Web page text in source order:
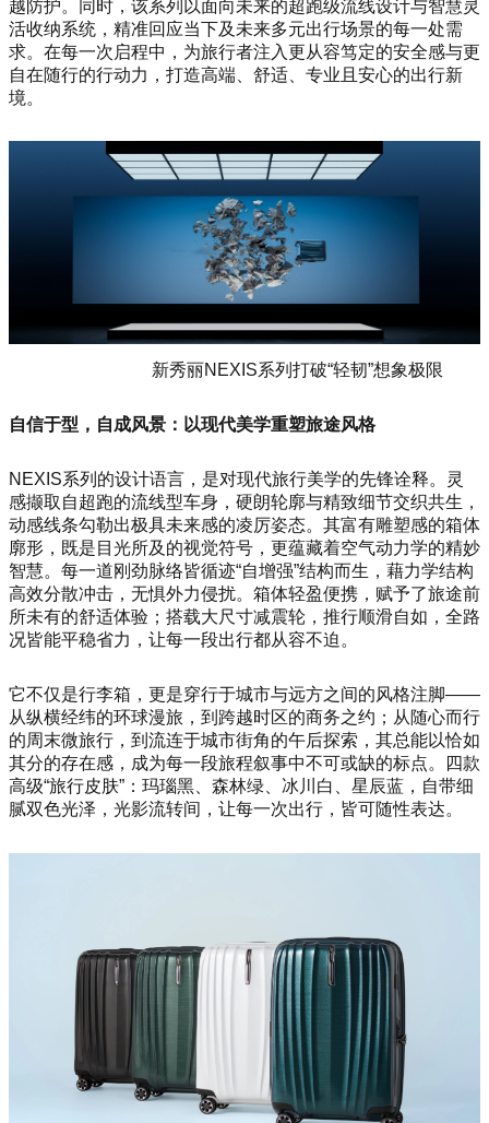
越防护。同时，该系列以面向未来的超跑级流线设计与智慧灵
活收纳系统，精准回应当下及未来多元出行场景的每一处需
求。在每一次启程中，为旅行者注入更从容笃定的安全感与更
自在随行的行动力，打造高端、舒适、专业且安心的出行新
境。
新秀丽NEXIS系列打破“轻韧”想象极限
自信于型，自成风景：以现代美学重塑旅途风格
NEXIS系列的设计语言，是对现代旅行美学的先锋诠释。灵
感撷取自超跑的流线型车身，硬朗轮廓与精致细节交织共生，
动感线条勾勒出极具未来感的凌厉姿态。其富有雕塑感的箱体
廓形，既是目光所及的视觉符号，更蕴藏着空气动力学的精妙
智慧。每一道刚劲脉络皆循迹“自增强”结构而生，藉力学结构
高效分散冲击，无惧外力侵扰。箱体轻盈便携，赋予了旅途前
所未有的舒适体验；搭载大尺寸减震轮，推行顺滑自如，全路
况皆能平稳省力，让每一段出行都从容不迫。
它不仅是行李箱，更是穿行于城市与远方之间的风格注脚——
从纵横经纬的环球漫旅，到跨越时区的商务之约；从随心而行
的周末微旅行，到流连于城市街角的午后探索，其总能以恰如
其分的存在感，成为每一段旅程叙事中不可或缺的标点。四款
高级“旅行皮肤”：玛瑙黑、森林绿、冰川白、星辰蓝，自带细
腻双色光泽，光影流转间，让每一次出行，皆可随性表达。